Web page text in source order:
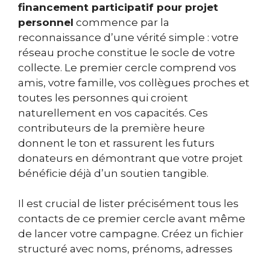
financement participatif pour projet
personnel commence par la
reconnaissance d’une vérité simple : votre
réseau proche constitue le socle de votre
collecte. Le premier cercle comprend vos
amis, votre famille, vos collègues proches et
toutes les personnes qui croient
naturellement en vos capacités. Ces
contributeurs de la première heure
donnent le ton et rassurent les futurs
donateurs en démontrant que votre projet
bénéficie déjà d’un soutien tangible.
Il est crucial de lister précisément tous les
contacts de ce premier cercle avant même
de lancer votre campagne. Créez un fichier
structuré avec noms, prénoms, adresses